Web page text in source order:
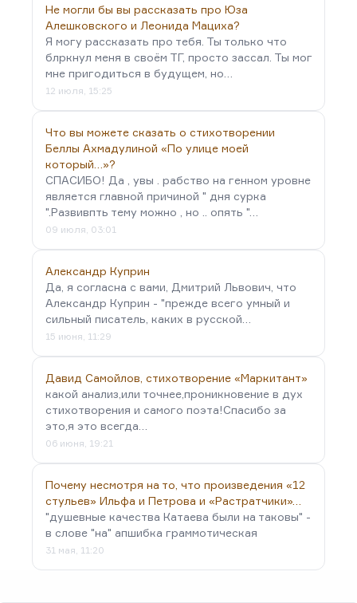
Не могли бы вы рассказать про Юза
Алешковского и Леонида Мациха?
Я могу рассказать про тебя. Ты только что
блркнул меня в своём ТГ, просто зассал. Ты мог
мне пригодиться в будущем, но…
12 июля, 15:25
Что вы можете сказать о стихотворении
Беллы Ахмадулиной «По улице моей
который…»?
СПАСИБО! Да , увы . рабство на генном уровне
является главной причиной " дня сурка
".Развивпть тему можно , но .. опять "…
09 июля, 03:01
Александр Куприн
Да, я согласна с вами, Дмитрий Львович, что
Александр Куприн - "прежде всего умный и
сильный писатель, каких в русской…
15 июня, 11:29
Давид Самойлов, стихотворение «Маркитант»
какой анализ,или точнее,проникновение в дух
стихотворения и самого поэта!Спасибо за
это,я это всегда…
06 июня, 19:21
Почему несмотря на то, что произведения «12
стульев» Ильфа и Петрова и «Растратчики»…
"душевные качества Катаева были на таковы" -
в слове "на" апшибка граммотическая
31 мая, 11:20